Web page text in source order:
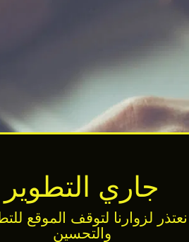
جاري التطوير
نعتذر لزوارنا لتوقف الموقع
والتحسين